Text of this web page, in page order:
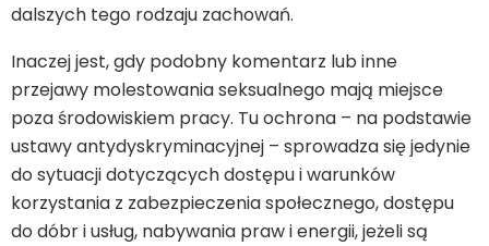
dalszych tego rodzaju zachowań.
Inaczej jest, gdy podobny komentarz lub inne
przejawy molestowania seksualnego mają miejsce
poza środowiskiem pracy. Tu ochrona – na podstawie
ustawy antydyskryminacyjnej – sprowadza się jedynie
do sytuacji dotyczących dostępu i warunków
korzystania z zabezpieczenia społecznego, dostępu
do dóbr i usług, nabywania praw i energii, jeżeli są